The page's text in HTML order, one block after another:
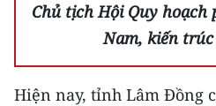
ENGLISH
Chủ tịch Hội Quy
Nam, kiến
Hiện nay, tỉnh Lâm Đồng